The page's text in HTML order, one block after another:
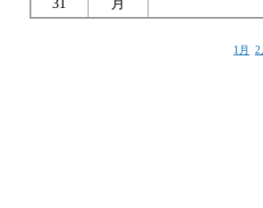
31
月
1月 2